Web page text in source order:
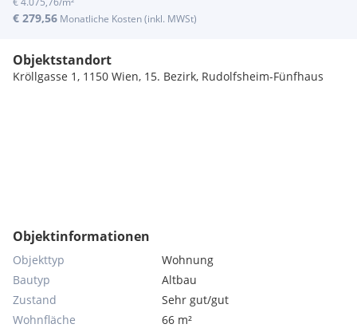
€ 279,56 Monatliche Kosten (inkl. MWSt)
Objektstandort
Kröllgasse 1, 1150 Wien, 15. Bezirk, Rudolfsheim-Fünfhaus
Objektinformationen
Objekttyp
Wohnung
Bautyp
Altbau
Zustand
Sehr gut/gut
Wohnfläche
66 m²